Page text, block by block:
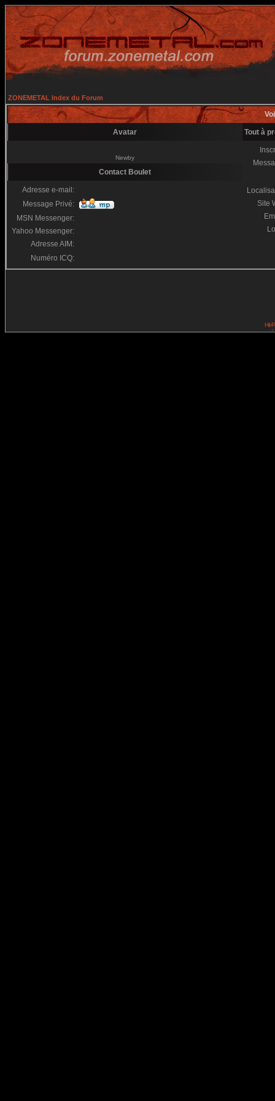
ZONEMETAL Index du Forum
Avatar Tout à
Newby
Site
Contact Boulet
Adresse e-mail:
Message Privé:
MSN Messenger:
Yahoo Messenger:
Adresse AIM:
Numéro ICQ: